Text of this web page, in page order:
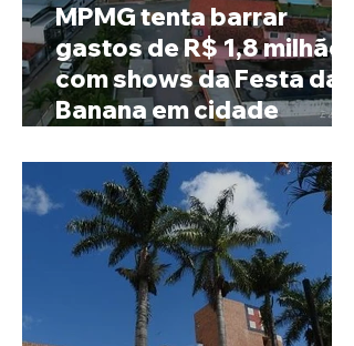
MPMG tenta barrar
gastos de R$ 1,8 milhão
com shows da Festa da
Banana em cidade
4 mil habitantes